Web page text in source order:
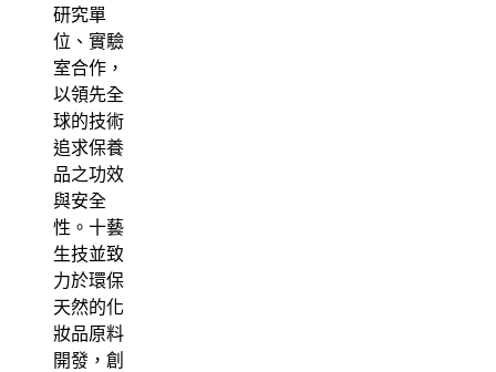
研究單
位、實驗
室合作，
以領先全
球的技術
追求保養
品之功效
與安全
性。十藝
生技並致
力於環保
天然的化
妝品原料
開發，創